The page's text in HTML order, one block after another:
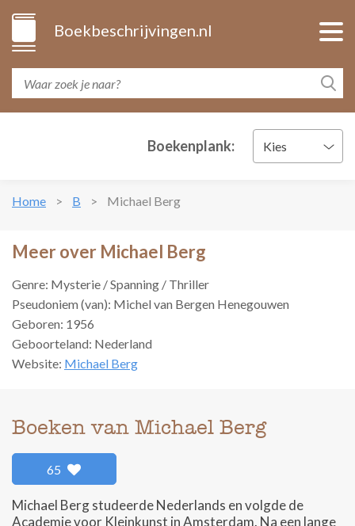
Boekbeschrijvingen.nl
Boekenplank: Kies
Home B Michael Berg
Meer over Michael Berg
Genre: Mysterie / Spanning / Thriller
Pseudoniem (van): Michel van Bergen Henegouwen
Geboren: 1956
Geboorteland: Nederland
Website: Michael Berg
Boeken van Michael Berg
65
Michael Berg studeerde Nederlands en volgde de
Academie voor Kleinkunst in Amsterdam. Na een lange